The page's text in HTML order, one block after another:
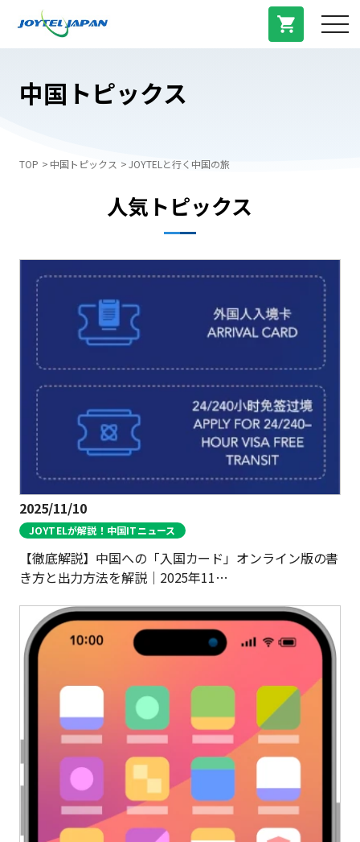
お問い合わせ
ログイン
WiFiレンタルプランお申し込み
中国トピックス
法人登録
中国トピックス
TOP 中国トピックス JOYTELと行く中国の旅
人気トピックス
2025/11/10
JOYTELが解説！中国ITニュース
【徹底解説】中国への「入国カード」オンライン版の書
き方と出力方法を解説｜2025年11…